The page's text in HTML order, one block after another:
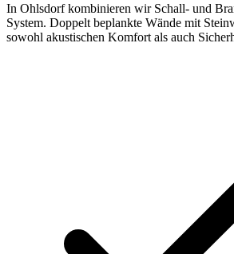
In Ohlsdorf kombinieren wir Schall- und
System. Doppelt beplankte Wände mit
sowohl akustischen Komfort als auch